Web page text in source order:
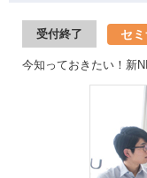
受付終了 セ
今知っておきたい！新